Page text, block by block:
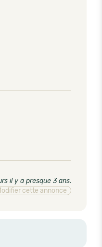
il y a presque 3 ans.
cette annonce